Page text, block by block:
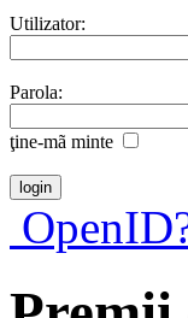
Utilizator:
Parola:
ţine-mã minte